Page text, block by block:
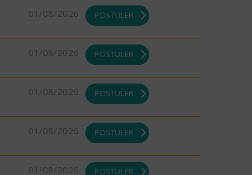
01/08/2026 POSTULER
01/08/2026 POSTULER
01/08/2026 POSTULER
01/08/2026 POSTULER
01/08/2026 POSTULER